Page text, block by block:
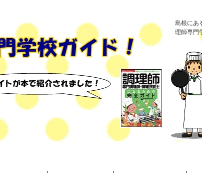
島根にあ
理師専門